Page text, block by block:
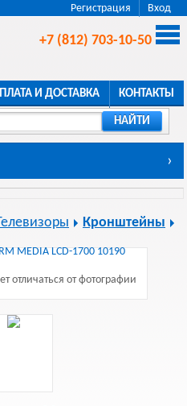
Регистрация Вход
+7 (812) 703-10-50
И ДОСТАВКА КОНТАКТЫ
НАЙТИ
›
Кронштейны
отличаться от фотографии